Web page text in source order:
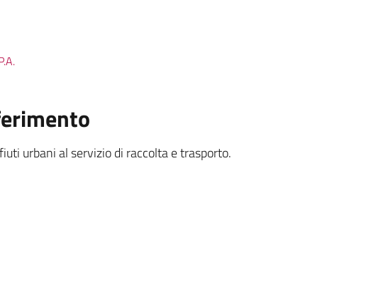
urbani al servizio di raccolta e trasporto.